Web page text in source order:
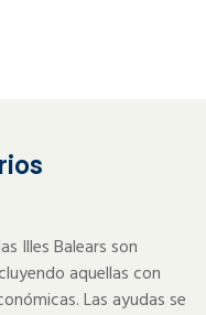
Illes Balears son
aquellas con
Las ayudas se